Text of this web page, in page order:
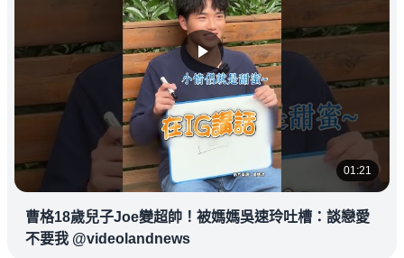
01:21
曹格18歲兒子Joe變超帥！被媽媽吳速玲吐槽：談戀愛
不要我 @videolandnews